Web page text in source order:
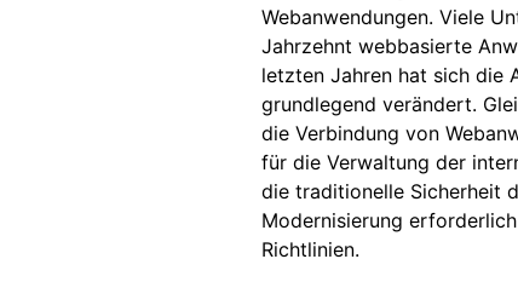
Webanwendungen. Viele
Jahrzehnt webbasierte
letzten Jahren hat sich die
grundlegend verändert.
die Verbindung von
für die Verwaltung der
die traditionelle Sicherheit
Modernisierung
Richtlinien.